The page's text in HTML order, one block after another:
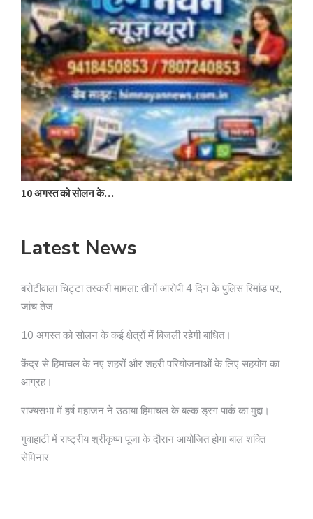
10 अगस्त को सोलन के…
Latest News
बरोटीवाला चिट्टा तस्करी मामला: तीनों आरोपी 4 दिन के पुलिस रिमांड पर,
जांच तेज
10 अगस्त को सोलन के कई क्षेत्रों में बिजली रहेगी बाधित।
केंद्र से हिमाचल के नए शहरों और शहरी परियोजनाओं के लिए सहयोग का
आग्रह।
राज्यसभा में हर्ष महाजन ने उठाया हिमाचल के बल्क ड्रग पार्क का मुद्दा।
गुवाहाटी में राष्ट्रीय श्रीकृष्ण पूजा के दौरान आयोजित होगा बाल शक्ति
सेमिनार